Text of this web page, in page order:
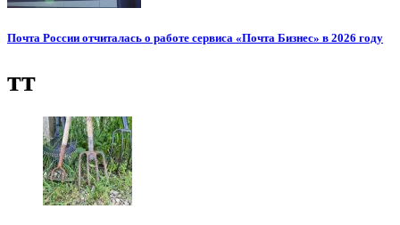
Почта России отчиталась о работе сервиса «Почта Бизнес» в 2026 году
тт